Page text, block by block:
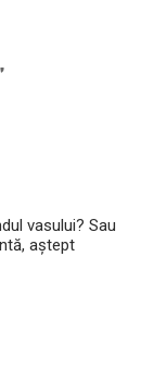
vasului? Sau
aștept